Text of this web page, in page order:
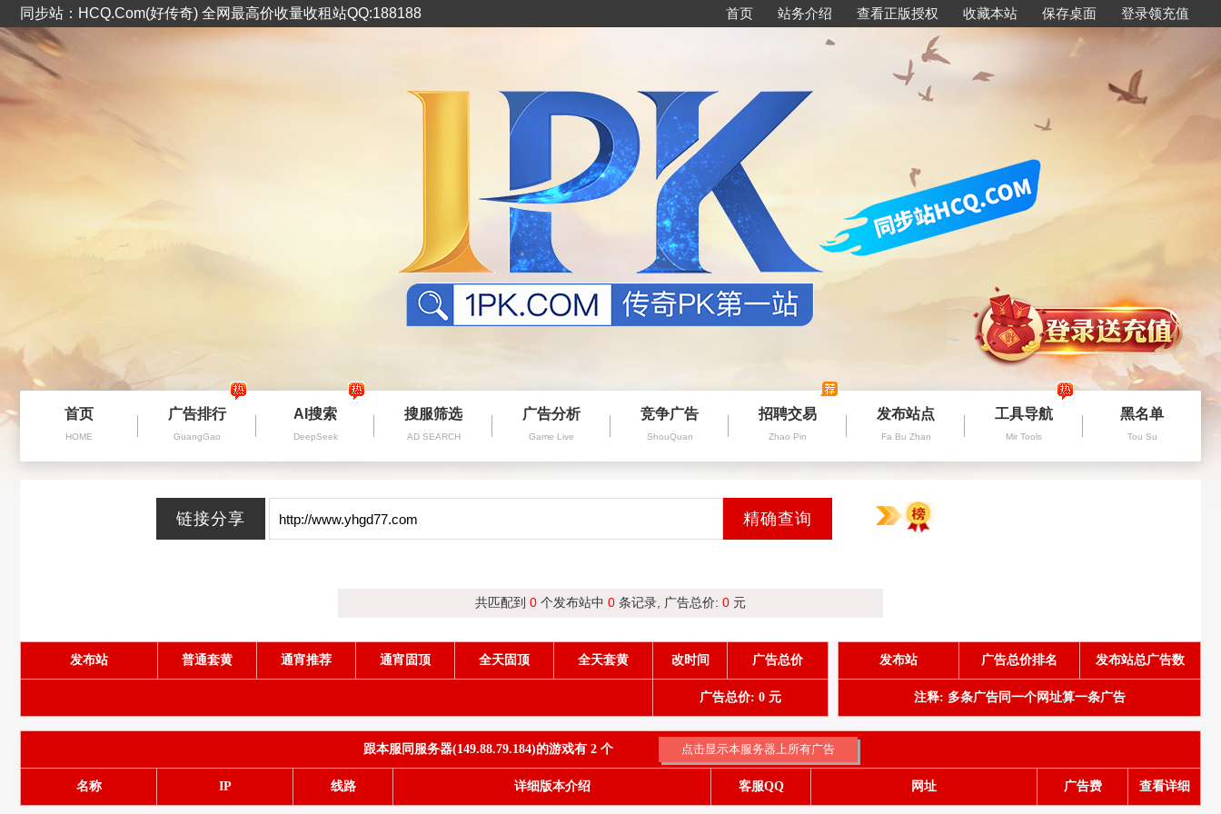
同步站：HCQ.Com(好传奇) 全网最高价收量收租站QQ:188188 首页 站务介绍 查看正版授权 收藏本站 保存桌面 登录领充值
首页
HOME
广告排行
GuangGao
AI搜索
DeepSeek
搜服筛选
AD SEARCH
广告分析
Game Live
竞争广告
ShouQuan
招聘交易
Zhao Pin
发布站点
Fa Bu Zhan
工具导航
Mir Tools
黑名单
Tou Su
共匹配到 0 个发布站中 0 条记录, 广告总价: 0 元
发布站 普通套黄 通宵推荐 通宵固顶 全天固顶 全天套黄 改时间 广告总价
广告总价: 0 元
发布站 广告总价排名 发布站总广告数
注释: 多条广告同一个网址算一条广告
跟本服同服务器(149.88.79.184)的游戏有 2 个
名称 IP 线路 详细版本介绍 客服QQ 网址 广告费 查看详细